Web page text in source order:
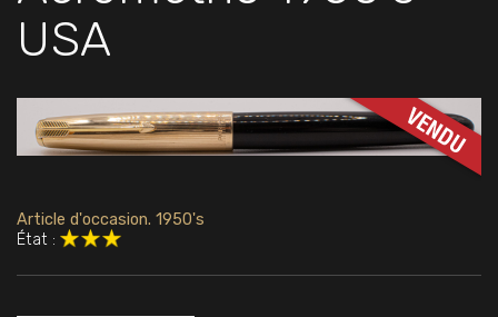
USA
Article d'occasion. 1950's
État :